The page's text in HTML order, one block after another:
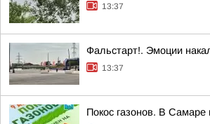
13:37
Фальстарт!. Эмоции
13:37
Покос газонов. В Самаре